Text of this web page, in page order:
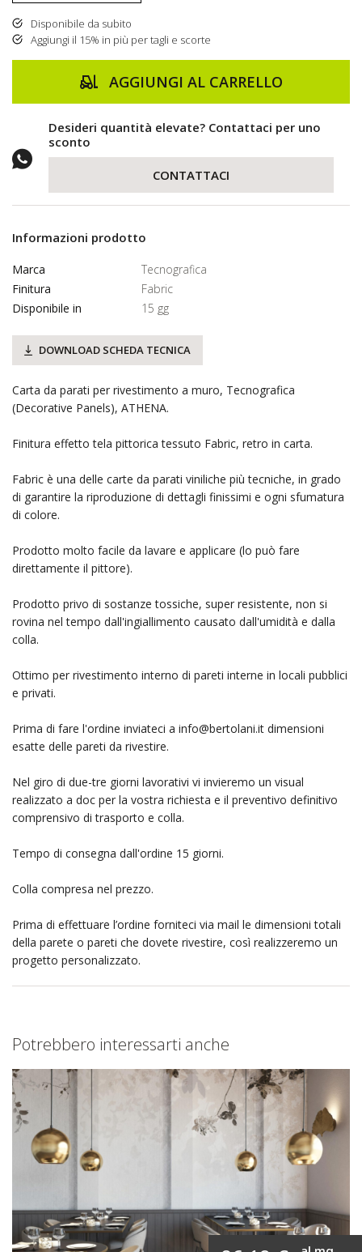
Disponibile da subito
Aggiungi il 15% in più per tagli e scorte
AGGIUNGI AL CARRELLO
Desideri quantità elevate? Contattaci per uno
sconto
CONTATTACI
Informazioni prodotto
Marca
Tecnografica
Finitura
Fabric
Disponibile in
15 gg
DOWNLOAD SCHEDA TECNICA
Carta da parati per rivestimento a muro, Tecnografica
(Decorative Panels), ATHENA.
Finitura effetto tela pittorica tessuto Fabric, retro in carta.
Fabric è una delle carte da parati viniliche più tecniche, in grado
di garantire la riproduzione di dettagli finissimi e ogni sfumatura
di colore.
Prodotto molto facile da lavare e applicare (lo può fare
direttamente il pittore).
Prodotto privo di sostanze tossiche, super resistente, non si
rovina nel tempo dall'ingiallimento causato dall'umidità e dalla
colla.
Ottimo per rivestimento interno di pareti interne in locali pubblici
e privati.
Prima di fare l'ordine inviateci a info@bertolani.it dimensioni
esatte delle pareti da rivestire.
Nel giro di due-tre giorni lavorativi vi invieremo un visual
realizzato a doc per la vostra richiesta e il preventivo definitivo
comprensivo di trasporto e colla.
Tempo di consegna dall'ordine 15 giorni.
Colla compresa nel prezzo.
Prima di effettuare l’ordine forniteci via mail le dimensioni totali
della parete o pareti che dovete rivestire, così realizzeremo un
progetto personalizzato.
Potrebbero interessarti anche